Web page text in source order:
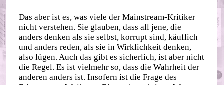
Das aber ist es, was viele der Mainstream-Kritiker
nicht verstehen. Sie glauben, dass all jene, die
anders denken als sie selbst, korrupt sind, käuflich
und anders reden, als sie in Wirklichkeit denken,
also lügen. Auch das gibt es sicherlich, ist aber nicht
die Regel. Es ist vielmehr so, dass die Wahrheit der
anderen anders ist. Insofern ist die Frage des